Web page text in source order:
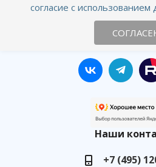
Онлайн
Оставайтесь
Наши
+7 (495)
согласие с